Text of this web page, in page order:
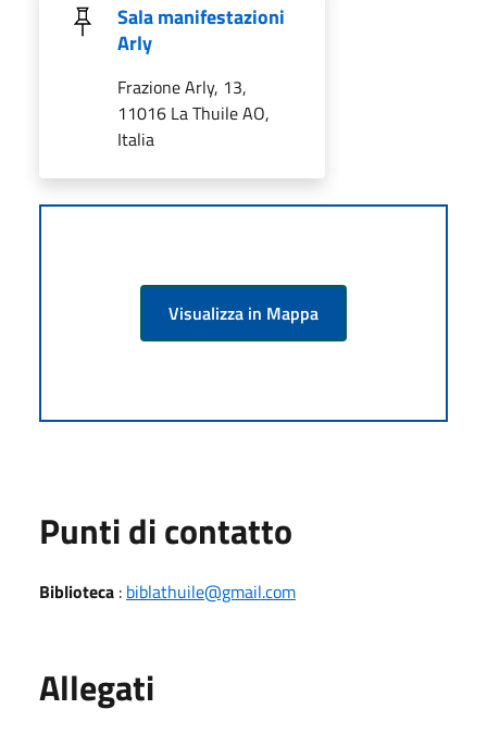
Sala manifestazioni
Arly
Frazione Arly, 13,
11016 La Thuile AO,
Italia
Visualizza in Mappa
Punti di contatto
Biblioteca : biblathuile@gmail.com
Allegati